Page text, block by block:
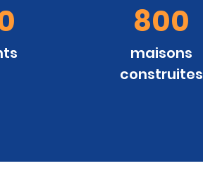
800
maisons
construites